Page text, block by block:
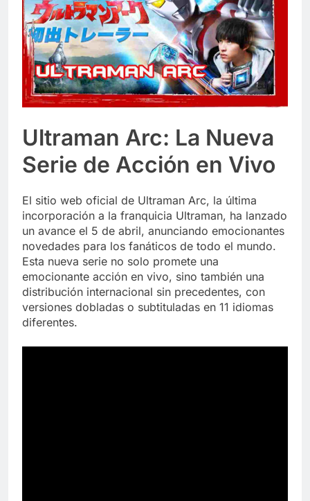
Ultraman Arc: La Nueva
Serie de Acción en Vivo
El sitio web oficial de Ultraman Arc, la última
incorporación a la franquicia Ultraman, ha lanzado
un avance el 5 de abril, anunciando emocionantes
novedades para los fanáticos de todo el mundo.
Esta nueva serie no solo promete una
emocionante acción en vivo, sino también una
distribución internacional sin precedentes, con
versiones dobladas o subtituladas en 11 idiomas
diferentes.